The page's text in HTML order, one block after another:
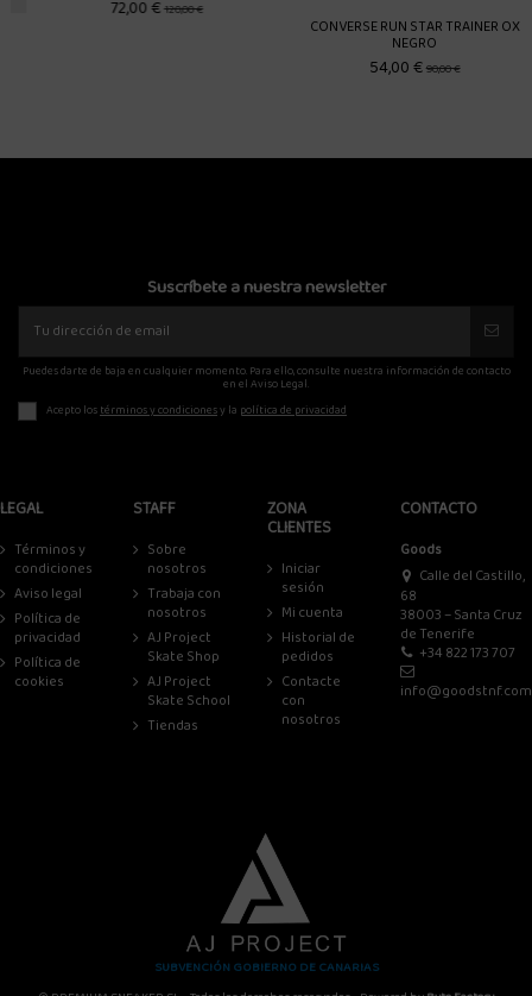
NEW BALANCE 204L
91,00 €
Suscríbete a nuestra newsletter
Puedes darte de baja en cualquier momento. Para ello, consulte nuestra información de contacto
en el Aviso Legal.
Acepto lostérminos y condicionesy la política de privacidad
LEGAL
Términos y
condiciones
Aviso legal
Política de
privacidad
Política de
cookies
STAFF
Sobre
nosotros
Trabaja con
nosotros
AJ Project
Skate Shop
AJ Project
Skate School
Tiendas
ZONA
CLIENTES
Iniciar
sesión
Mi cuenta
Historial de
pedidos
Contacte
con
nosotros
CONTACTO
Goods
Calle del Castillo,
68
38003 – Santa Cruz
de Tenerife
+34 822 173 707
info@goodstnf.com
SUBVENCIÓN GOBIERNO DE CANARIAS